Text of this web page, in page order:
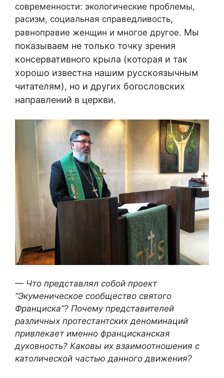
современности: экологические проблемы,
расизм, социальная справедливость,
равноправие женщин и многое другое. Мы
показываем не только точку зрения
консервативного крыла (которая и так
хорошо известна нашим русскоязычным
читателям), но и других богословских
направлений в церкви.
— Что представлял собой проект
“Экуменическое сообщество святого
Франциска”? Почему представителей
различных протестантских деноминаций
привлекает именно францисканская
духовность? Каковы их взаимоотношения с
католической частью данного движения?